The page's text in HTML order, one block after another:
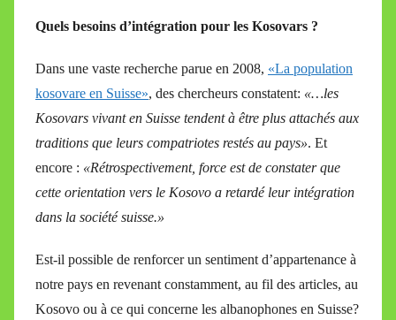
Quels besoins d’intégration pour les Kosovars ?
Dans une vaste recherche parue en 2008, «La population
kosovare en Suisse», des chercheurs constatent: «…les
Kosovars vivant en Suisse tendent à être plus attachés aux
traditions que leurs compatriotes restés au pays». Et
encore : «Rétrospectivement, force est de constater que
cette orientation vers le Kosovo a retardé leur intégration
dans la société suisse.»
Est-il possible de renforcer un sentiment d’appartenance à
notre pays en revenant constamment, au fil des articles, au
Kosovo ou à ce qui concerne les albanophones en Suisse?